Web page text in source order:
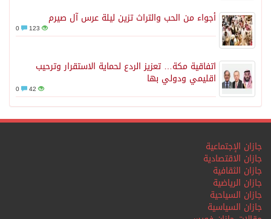
أجواء من الحب والتراث تزين ليلة عرس آل صيرم
123
اتفاقية مكة… تعزيز الردع لحماية الاستقرار وترحيب
اقليمي ودولي بها
42
جازان الإجتماعية
جازان الاقتصادية
جازان الثقافية
جازان الرياضية
جازان السياحية
جازان السياسية